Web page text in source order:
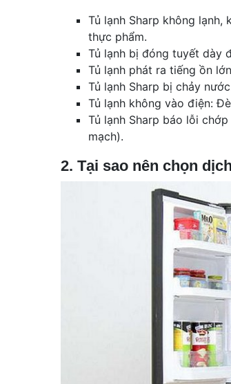
Tủ lạnh Sharp không lạnh,
thực phẩm.
Tủ lạnh bị đóng tuyết dày
Tủ lạnh phát ra tiếng ồn
Tủ lạnh Sharp bị chảy
Tủ lạnh không vào điện:
Tủ lạnh Sharp báo lỗi
mạch).
2. Tại sao nên chọn